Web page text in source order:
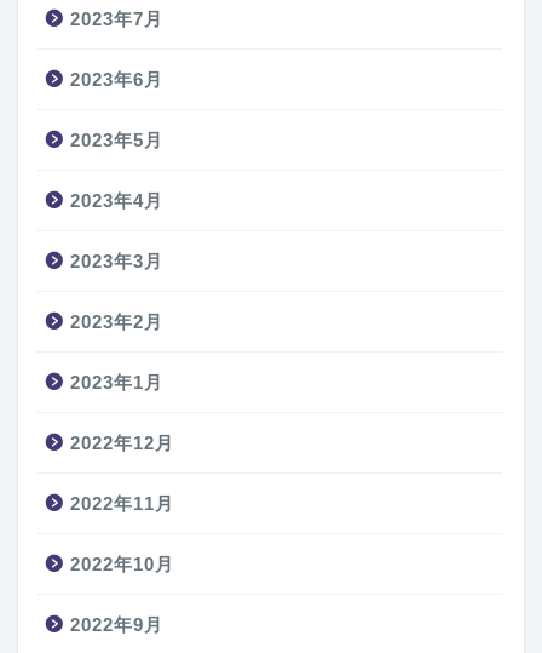
2023年7月
2023年6月
2023年5月
2023年4月
2023年3月
2023年2月
2023年1月
2022年12月
2022年11月
2022年10月
2022年9月